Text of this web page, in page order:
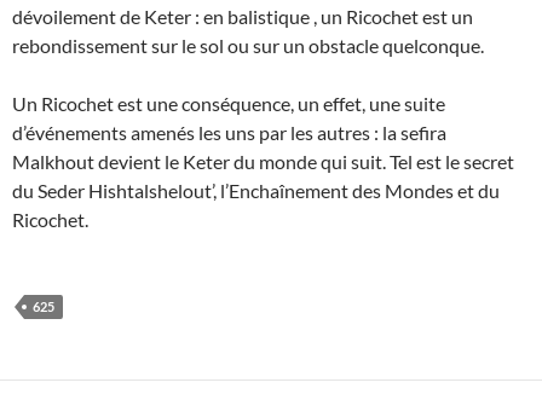
dévoilement de Keter : en balistique , un Ricochet est un
rebondissement sur le sol ou sur un obstacle quelconque.
Un Ricochet est une conséquence, un effet, une suite
d’événements amenés les uns par les autres : la sefira
Malkhout devient le Keter du monde qui suit. Tel est le secret
du Seder Hishtalshelout’, l’Enchaînement des Mondes et du
Ricochet.
625